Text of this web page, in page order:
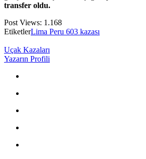
transfer oldu.
Post Views: 1.168
EtiketlerLima Peru 603 kazası
Uçak Kazaları
Yazarın Profili